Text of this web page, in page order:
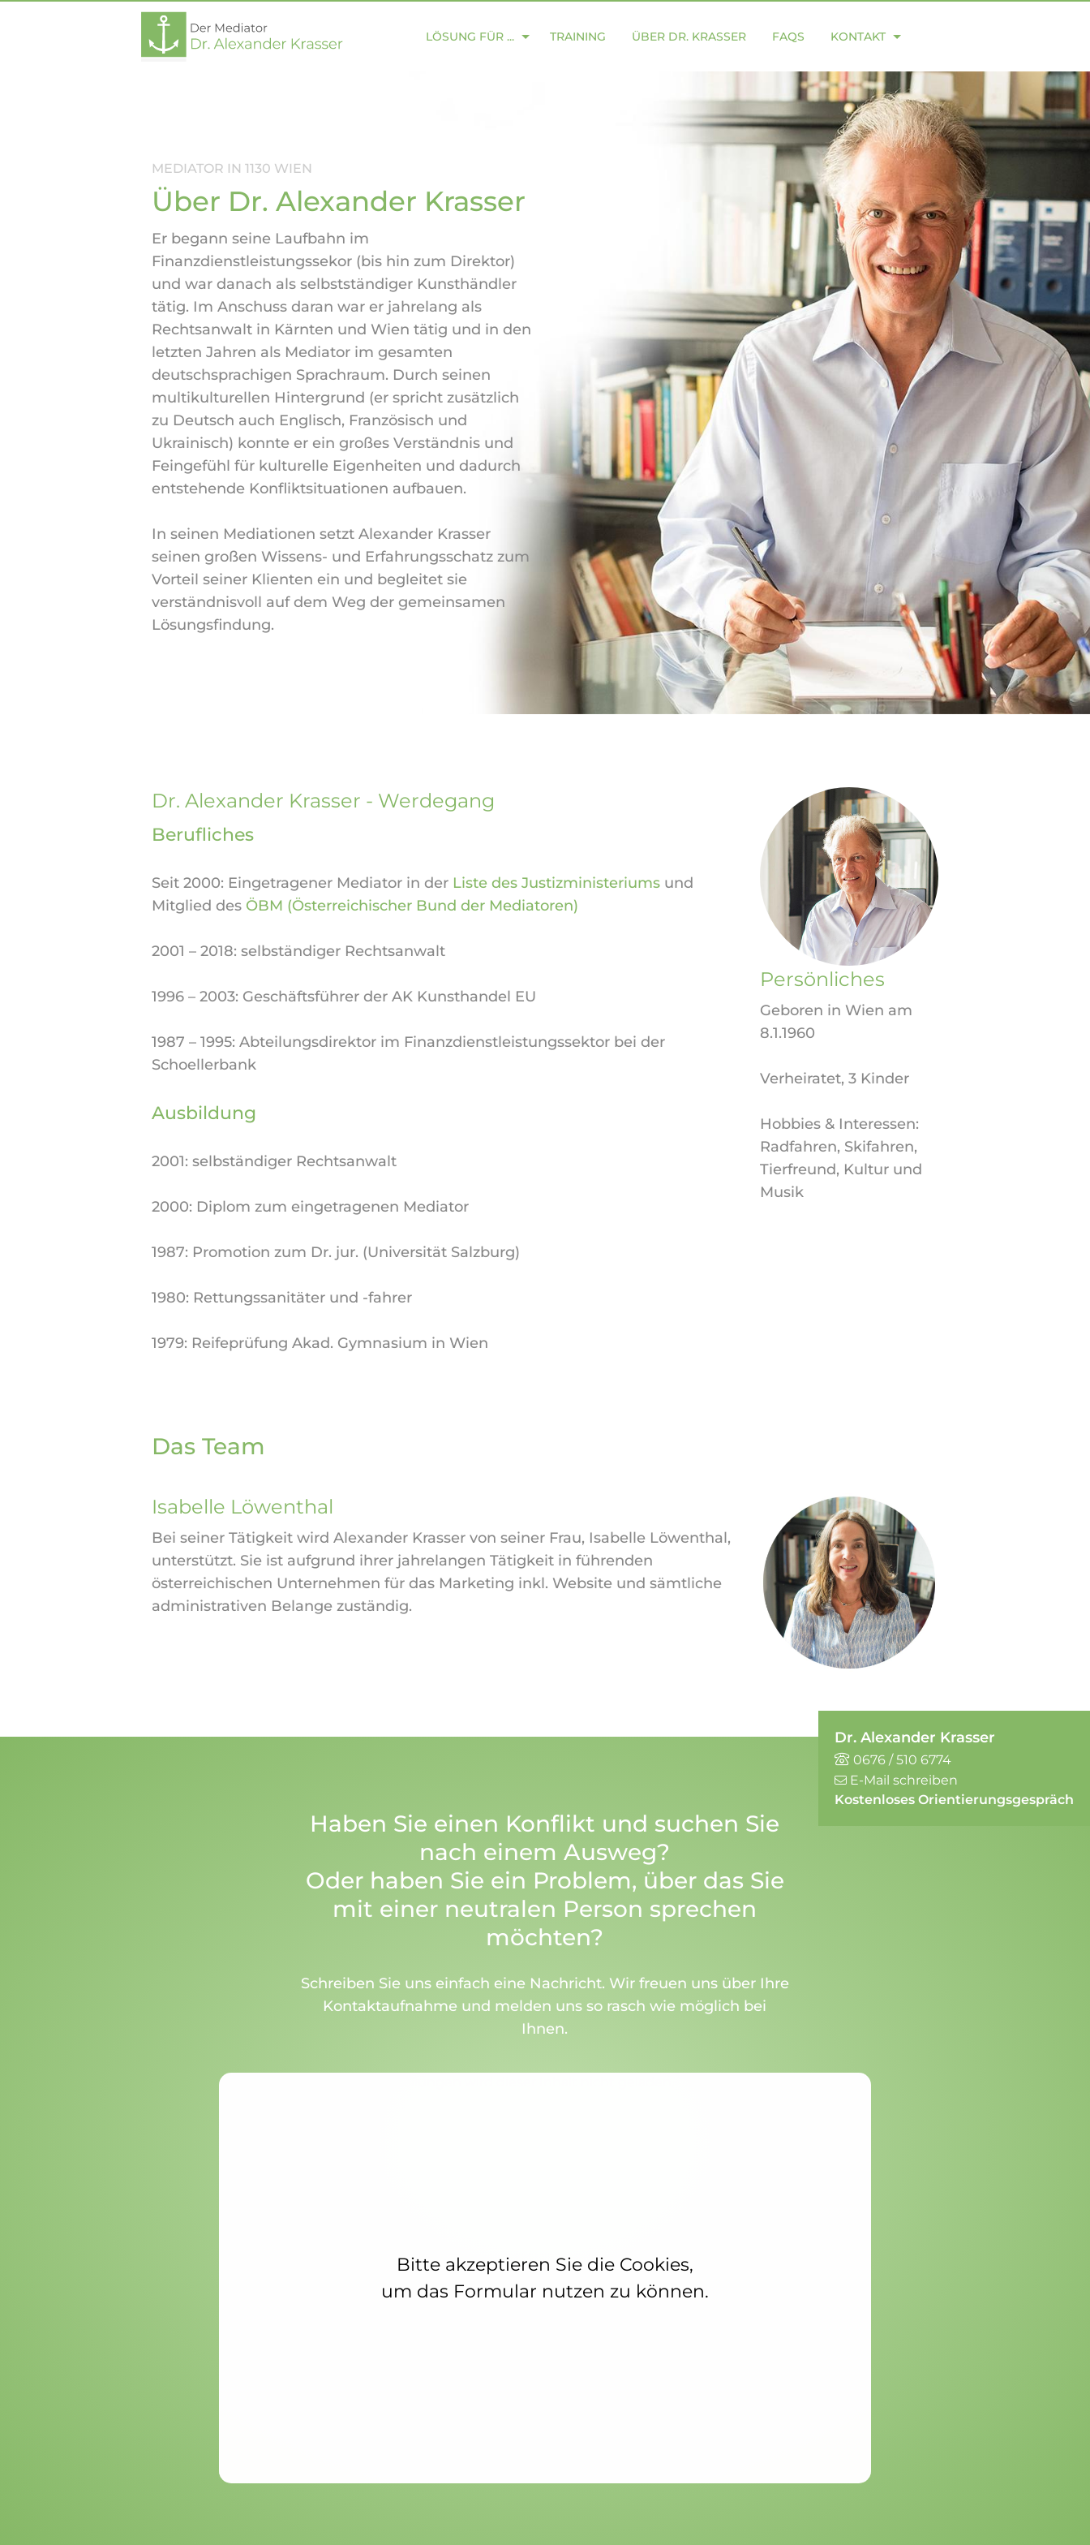
LÖSUNG FÜR ... TRAINING ÜBER DR. KRASSER FAQS KONTAKT
MEDIATOR IN 1130 WIEN
Über Dr. Alexander Krasser
Er begann seine Laufbahn im
Finanzdienstleistungssekor (bis hin zum Direktor)
und war danach als selbstständiger Kunsthändler
tätig. Im Anschuss daran war er jahrelang als
Rechtsanwalt in Kärnten und Wien tätig und in den
letzten Jahren als Mediator im gesamten
deutschsprachigen Sprachraum. Durch seinen
multikulturellen Hintergrund (er spricht zusätzlich
zu Deutsch auch Englisch, Französisch und
Ukrainisch) konnte er ein großes Verständnis und
Feingefühl für kulturelle Eigenheiten und dadurch
entstehende Konfliktsituationen aufbauen.
In seinen Mediationen setzt Alexander Krasser
seinen großen Wissens- und Erfahrungsschatz zum
Vorteil seiner Klienten ein und begleitet sie
verständnisvoll auf dem Weg der gemeinsamen
Lösungsfindung.
Dr. Alexander Krasser - Werdegang
Berufliches
Seit 2000: Eingetragener Mediator in der Liste des Justizministeriums und
Mitglied des ÖBM (Österreichischer Bund der Mediatoren)
2001 – 2018: selbständiger Rechtsanwalt
1996 – 2003: Geschäftsführer der AK Kunsthandel EU
1987 – 1995: Abteilungsdirektor im Finanzdienstleistungssektor bei der
Schoellerbank
Ausbildung
2001: selbständiger Rechtsanwalt
2000: Diplom zum eingetragenen Mediator
1987: Promotion zum Dr. jur. (Universität Salzburg)
1980: Rettungssanitäter und -fahrer
1979: Reifeprüfung Akad. Gymnasium in Wien
Persönliches
Geboren in Wien am
8.1.1960
Verheiratet, 3 Kinder
Hobbies & Interessen:
Radfahren, Skifahren,
Tierfreund, Kultur und
Musik
Das Team
Isabelle Löwenthal
Bei seiner Tätigkeit wird Alexander Krasser von seiner Frau, Isabelle Löwenthal,
unterstützt. Sie ist aufgrund ihrer jahrelangen Tätigkeit in führenden
österreichischen Unternehmen für das Marketing inkl. Website und sämtliche
administrativen Belange zuständig.
Haben Sie einen Konflikt und suchen Sie
nach einem Ausweg?
Oder haben Sie ein Problem, über das Sie
mit einer neutralen Person sprechen
möchten?
Schreiben Sie uns einfach eine Nachricht. Wir freuen uns über Ihre
Kontaktaufnahme und melden uns so rasch wie möglich bei
Ihnen.
Aufgrund Ihrer DSGVO Einstellungen wird dieser Inhalt nicht geladen.
Bitte akzeptieren Sie die Cookies,
um das Formular nutzen zu können.
Dr. Alexander Krasser
0676 / 510 6774
E-Mail schreiben
Kostenloses Orientierungsgespräch